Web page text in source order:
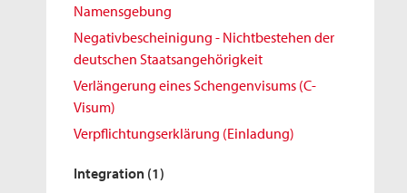
Namensgebung
Negativbescheinigung - Nichtbestehen der
deutschen Staatsangehörigkeit
Verlängerung eines Schengenvisums (C-
Visum)
Verpflichtungserklärung (Einladung)
Integration (1)